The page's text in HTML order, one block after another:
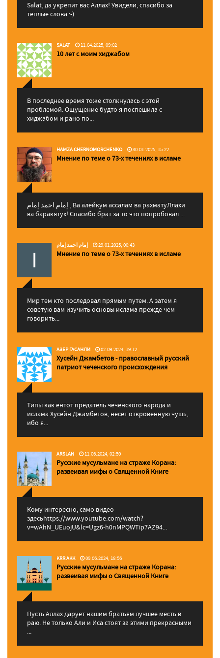
Salat, да укрепит вас Аллаx! Увидели, спасибо за
теплые слова :-)...
SALAT 11.04.2025, 09:02
10 лет с моим хиджабом
В последнее время тоже столкнулась с этой
проблемой. Ощущение будто я поспешила с
хиджабом и рано по...
HAMZA CHERNOMORCHENKO 30.01.2025, 15:22
Мнение по теме о 73-х течениях в исламе
إمام احمد إمام , Ва алейкум ассалам ва рахматуЛлахи
ва баракятух! Спасибо брат за то что попробовал ...
إمام احمد إمام 29.01.2025, 00:43
Мнение по теме о 73-х течениях в исламе
Мир тем кто последовал прямым путем. А затем я
советую вам изучить основы ислама прежде чем
говорить...
АЗЕР ГАСАНЛИ 02.09.2024, 19:12
Хусейн Джамбетов - православный русский
патриот чеченского происхождения
Типы как ентот предатель чеченского народа и
ислама Хусейн Джамбетов, несет откровенную чушь,
ибо я...
ARSLAN 11.06.2024, 02:50
Русские мусульмане на страже Корана:
pазвеивая мифы о Священной Книге
Кому интересно, само видео
здесьhttps://www.youtube.com/watch?
v=wAhN_UEuojU&lc=Ugz6-h0nMPQWTip7AZ94...
KRR AKK 09.06.2024, 18:56
Русские мусульмане на страже Корана:
pазвеивая мифы о Священной Книге
Пусть Аллах дарует нашим братьям лучшее месть в
раю. Не только Али и Иса стоят за этими прекрасными
...